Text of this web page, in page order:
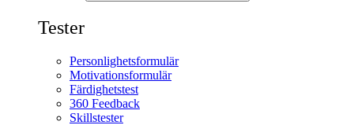
Tester
Personlighetsformulär
Motivationsformulär
Färdighetstest
360 Feedback
Skillstester